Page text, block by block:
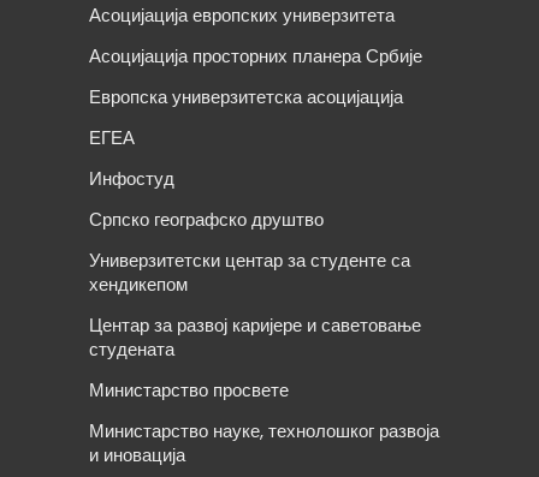
Асоцијација европских универзитета
Асоцијација просторних планера Србије
Европска универзитетска асоцијација
ЕГЕА
Инфостуд
Српско географско друштво
Универзитетски центар за студенте са
хендикепом
Центар за развој каријере и саветовање
студената
Министарство просвете
Министарство науке, технолошког развоја
и иновација